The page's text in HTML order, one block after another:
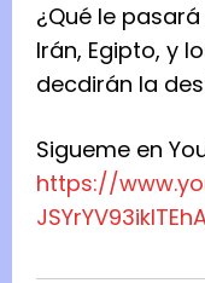
¿Qué le
Irán, Egipto, y
decdirán la
Sigueme en
https://